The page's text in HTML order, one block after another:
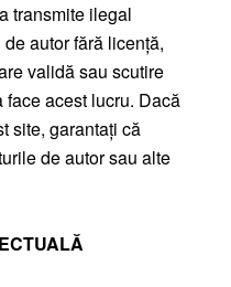
transmite ilegal
autor fără licență,
validă sau scutire
acest lucru. Dacă
site, garantați că
de autor sau alte